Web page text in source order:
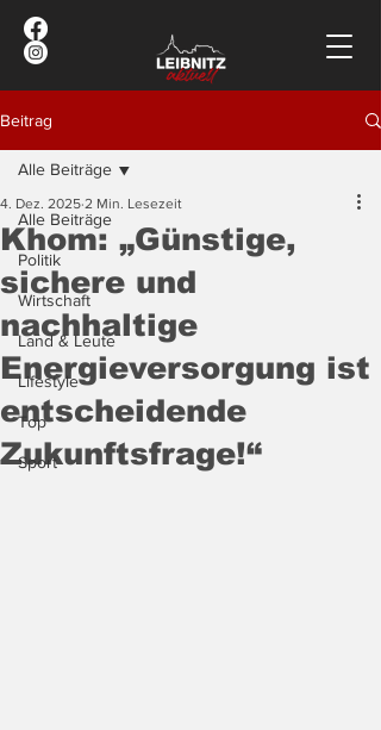
Beitrag
Alle Beiträge
Politik
Wirtschaft
Land & Leute
Lifestyle
Top
Sport
Alle Beiträge
Khom: „Günstige,
sichere und
nachhaltige
Energieversorgung ist
entscheidende
Zukunftsfrage!“
4. Dez. 2025 2 Min. Lesezeit